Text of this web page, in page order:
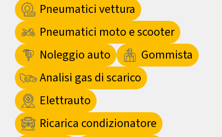
Pneumatici vettura
Pneumatici moto e scooter
Noleggio auto
Gommista
Analisi gas di scarico
Elettrauto
Ricarica condizionatore